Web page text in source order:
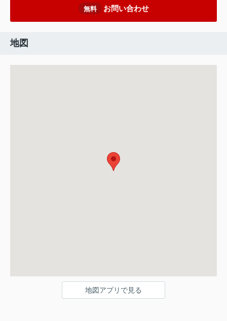
無料 お問い合わせ
地図
地図アプリで見る